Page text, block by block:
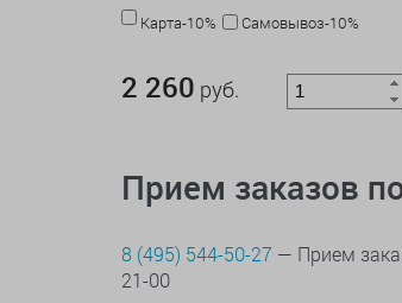
Карта-10%
Самовывоз-10%
2 260 руб.
Прием заказов
8 (495) 544-50-27 — Прием
21-00